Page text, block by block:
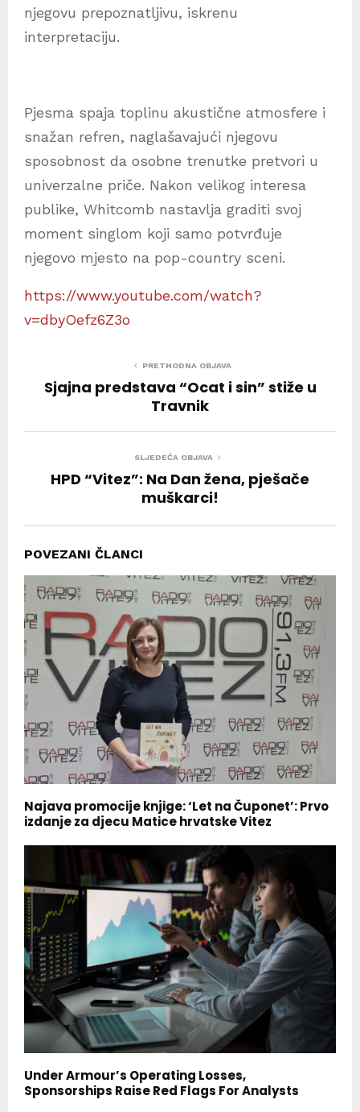
njegovu prepoznatljivu, iskrenu
interpretaciju.
Pjesma spaja toplinu akustične atmosfere i
snažan refren, naglašavajući njegovu
sposobnost da osobne trenutke pretvori u
univerzalne priče. Nakon velikog interesa
publike, Whitcomb nastavlja graditi svoj
moment singlom koji samo potvrđuje
njegovo mjesto na pop-country sceni.
https://www.youtube.com/watch?
v=dbyOefz6Z3o
PRETHODNA OBJAVA
Sjajna predstava “Ocat i sin” stiže u
Travnik
SLJEDEĆA OBJAVA
HPD “Vitez”: Na Dan žena, pješače
muškarci!
POVEZANI ČLANCI
Najava promocije knjige: ‘Let na Čuponet’: Prvo
izdanje za djecu Matice hrvatske Vitez
Under Armour’s Operating Losses,
Sponsorships Raise Red Flags For Analysts